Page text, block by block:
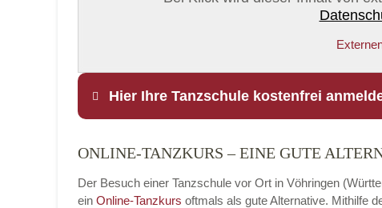
Hier Ihre Tanzschule kostenfrei
ONLINE-TANZKURS – EINE GUTE
Der Besuch einer Tanzschule vor Ort in Vöhringen
ein Online-Tanzkurs oftmals als gute Alternative. Mithilfe